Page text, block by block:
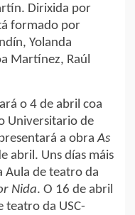
Dirixida por
formado por
Yolanda
Martínez, Raúl
o 4 de abril coa
Universitario de
a obraAs
abril. Uns días máis
Aula de teatro da
Nida. O 16 de abril
teatro da USC-